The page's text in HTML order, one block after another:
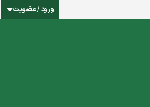
ورود / عضویت